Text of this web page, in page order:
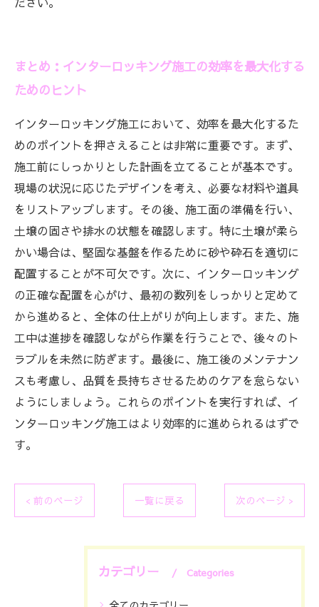
まとめ：インターロッキング施工の効率を最大化する
ためのヒント
インターロッキング施工において、効率を最大化するた
めのポイントを押さえることは非常に重要です。まず、
施工前にしっかりとした計画を立てることが基本です。
現場の状況に応じたデザインを考え、必要な材料や道具
をリストアップします。その後、施工面の準備を行い、
土壌の固さや排水の状態を確認します。特に土壌が柔ら
かい場合は、堅固な基盤を作るために砂や砕石を適切に
配置することが不可欠です。次に、インターロッキング
の正確な配置を心がけ、最初の数列をしっかりと定めて
から進めると、全体の仕上がりが向上します。また、施
工中は進捗を確認しながら作業を行うことで、後々のト
ラブルを未然に防ぎます。最後に、施工後のメンテナン
スも考慮し、品質を長持ちさせるためのケアを怠らない
ようにしましょう。これらのポイントを実行すれば、イ
ンターロッキング施工はより効率的に進められるはずで
す。
< 前のページ 一覧に戻る 次のページ >
カテゴリー Categories